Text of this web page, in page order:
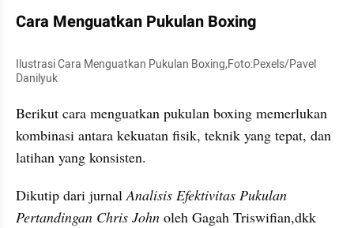
Cara Menguatkan Pukulan Boxing
Ilustrasi Cara Menguatkan Pukulan Boxing,Foto:Pexels/Pavel
Danilyuk
Berikut cara menguatkan pukulan boxing memerlukan
kombinasi antara kekuatan fisik, teknik yang tepat, dan
latihan yang konsisten.
Dikutip dari jurnal Analisis Efektivitas Pukulan
Pertandingan Chris John oleh Gagah Triswifian,dkk